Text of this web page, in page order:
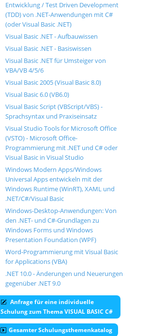
Entwicklung / Test Driven Development
(TDD) von .NET-Anwendungen mit C#
(oder Visual Basic .NET)
Visual Basic .NET - Aufbauwissen
Visual Basic .NET - Basiswissen
Visual Basic .NET für Umsteiger von
VBA/VB 4/5/6
Visual Basic 2005 (Visual Basic 8.0)
Visual Basic 6.0 (VB6.0)
Visual Basic Script (VBScript/VBS) -
Sprachsyntax und Praxiseinsatz
Visual Studio Tools for Microsoft Office
(VSTO) - Microsoft Office-
Programmierung mit .NET und C# oder
Visual Basic in Visual Studio
Windows Modern Apps/Windows
Universal Apps entwickeln mit der
Windows Runtime (WinRT), XAML und
.NET/C#/Visual Basic
Windows-Desktop-Anwendungen: Von
den .NET- und C#-Grundlagen zu
Windows Forms und Windows
Presentation Foundation (WPF)
Word-Programmierung mit Visual Basic
for Applications (VBA)
.NET 10.0 - Änderungen und Neuerungen
gegenüber .NET 9.0
Anfrage für eine individuelle
Schulung zum Thema VISUAL BASIC C#
Gesamter Schulungsthemenkatalog